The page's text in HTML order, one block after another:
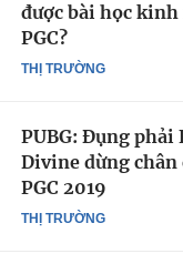
THỊ TRƯỜNG
được bài học
PGC?
THỊ TRƯỜNG
PUBG: Đụng phải
Divine dừng chân
PGC 2019